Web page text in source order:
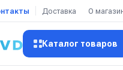
Доставка О
Каталог товаров